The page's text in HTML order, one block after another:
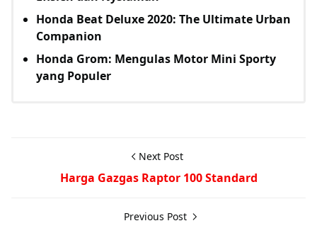
Honda Beat Deluxe 2020: The Ultimate Urban
Companion
Honda Grom: Mengulas Motor Mini Sporty
yang Populer
Next Post
Harga Gazgas Raptor 100 Standard
Previous Post